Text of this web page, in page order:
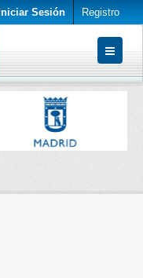
Iniciar Sesión Registro